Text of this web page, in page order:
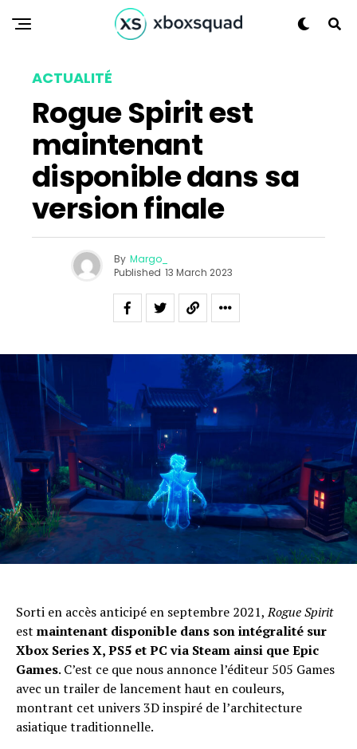
ACTUALITÉ
Rogue Spirit est
maintenant
disponible dans sa
version finale
By Margo_
Published 13 March 2023
Sorti en accès anticipé en septembre 2021,Rogue Spirit
est maintenant disponible dans son intégralité sur
Xbox Series X, PS5 et PC via Steam ainsi que Epic
Games. C’est ce que nous annonce l’éditeur 505 Games
avec un trailer de lancement haut en couleurs,
montrant cet univers 3D inspiré de l’architecture
asiatique traditionnelle.